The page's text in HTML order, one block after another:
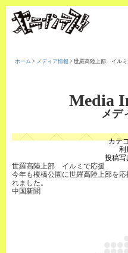
ホーム > メディア情報 > 世羅高陸上部 イルミ
Media
メデ
カテ
利
投稿写
世羅高陸上部 イルミで応援
今年も榎橋公園に世羅高陸上部を
れました。
中国新聞